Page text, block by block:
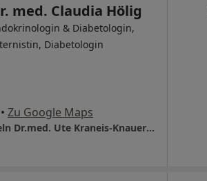
med. Claudia Hölig
& Diabetologin,
Diabetologin
• Zu Google Maps
Hausarztpraxis Datteln Dr.med. Ute Kraneis-Knauer Fachärztin f. Allgemeinmedizin